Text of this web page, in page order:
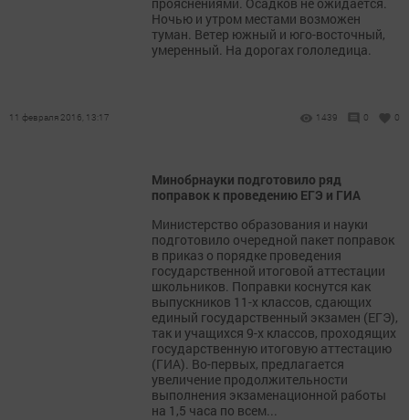
Ночью и утром местами возможен
туман. Ветер южный и юго-восточный,
умеренный. На дорогах гололедица.
11 февраля 2016, 13:17 1439 0 0
Минобрнауки подготовило ряд
поправок к проведению ЕГЭ и ГИА
Министерство образования и науки
подготовило очередной пакет поправок
в приказ о порядке проведения
государственной итоговой аттестации
школьников. Поправки коснутся как
выпускников 11-х классов, сдающих
единый государственный экзамен (ЕГЭ),
так и учащихся 9-х классов, проходящих
государственную итоговую аттестацию
(ГИА). Во-первых, предлагается
увеличение продолжительности
выполнения экзаменационной работы
на 1,5 часа по всем...